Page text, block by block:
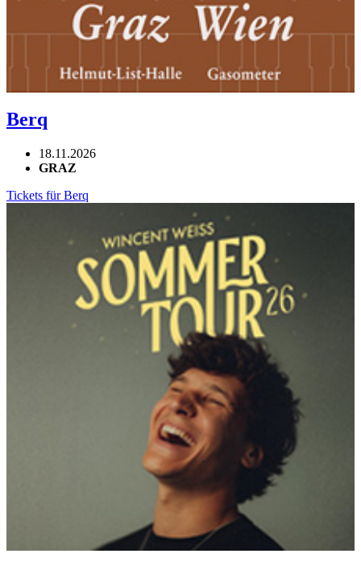
Berq
18.11.2026
GRAZ
Tickets für Berq